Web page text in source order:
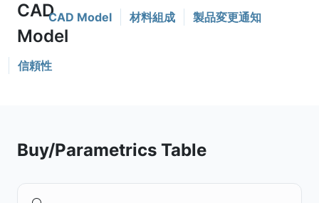
CAD Model 材料組成 製品変更通知
信頼性
Buy/Parametrics Table